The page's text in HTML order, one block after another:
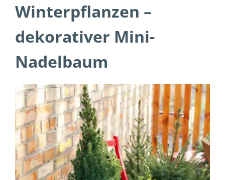
Winterpflanzen –
dekorativer Mini-
Nadelbaum